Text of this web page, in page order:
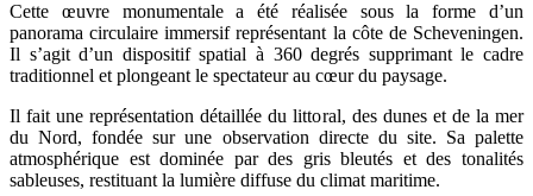
Cette œuvre monumentale a été réalisée sous la forme d’un
panorama circulaire immersif représentant la côte de Scheveningen.
Il s’agit d’un dispositif spatial à 360 degrés supprimant le cadre
traditionnel et plongeant le spectateur au cœur du paysage.
Il fait une représentation détaillée du littoral, des dunes et de la mer
du Nord, fondée sur une observation directe du site. Sa palette
atmosphérique est dominée par des gris bleutés et des tonalités
sableuses, restituant la lumière diffuse du climat maritime.